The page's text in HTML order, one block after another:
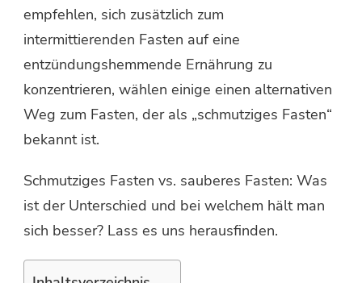
empfehlen, sich zusätzlich zum
intermittierenden Fasten auf eine
entzündungshemmende Ernährung zu
konzentrieren, wählen einige einen alternativen
Weg zum Fasten, der als „schmutziges Fasten“
bekannt ist.
Schmutziges Fasten vs. sauberes Fasten: Was
ist der Unterschied und bei welchem ​​hält man
sich besser? Lass es uns herausfinden.